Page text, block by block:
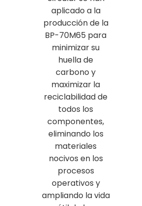
aplicado a la
producción de la
BP-70M65 para
minimizar su
huella de
carbono y
maximizar la
reciclabilidad de
todos los
componentes,
eliminando los
materiales
nocivos en los
procesos
operativos y
ampliando la vida